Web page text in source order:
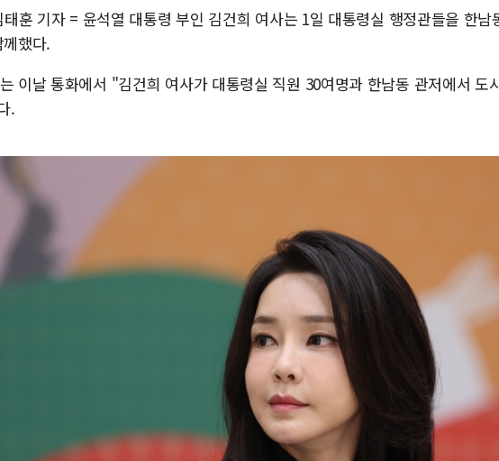
외국인 돌아왔
훈 기자 = 윤석열 대통령 부인 김건희 여사는 1일 대통령실 행정관들을 한남
했다.
이날 통화에서 "김건희 여사가 대통령실 직원 30여명과 한남동 관저에서 도
.